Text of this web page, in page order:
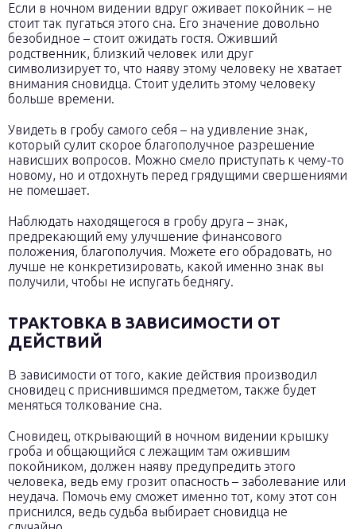
Если в ночном видении вдруг оживает покойник – не
стоит так пугаться этого сна. Его значение довольно
безобидное – стоит ожидать гостя. Оживший
родственник, близкий человек или друг
символизирует то, что наяву этому человеку не хватает
внимания сновидца. Стоит уделить этому человеку
больше времени.
Увидеть в гробу самого себя – на удивление знак,
который сулит скорое благополучное разрешение
нависших вопросов. Можно смело приступать к чему-то
новому, но и отдохнуть перед грядущими свершениями
не помешает.
Наблюдать находящегося в гробу друга – знак,
предрекающий ему улучшение финансового
положения, благополучия. Можете его обрадовать, но
лучше не конкретизировать, какой именно знак вы
получили, чтобы не испугать беднягу.
ТРАКТОВКА В ЗАВИСИМОСТИ ОТ
ДЕЙСТВИЙ
В зависимости от того, какие действия производил
сновидец с приснившимся предметом, также будет
меняться толкование сна.
Сновидец, открывающий в ночном видении крышку
гроба и общающийся с лежащим там ожившим
покойником, должен наяву предупредить этого
человека, ведь ему грозит опасность – заболевание или
неудача. Помочь ему сможет именно тот, кому этот сон
приснился, ведь судьба выбирает сновидца не